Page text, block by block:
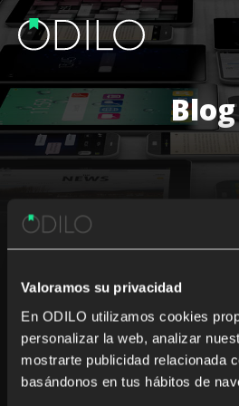
Valoramos su privacidad
En ODILO utilizamos cookies
personalizar la web, analizar
mostrarte publicidad relacionada
basándonos en tus hábitos de
Blog
Nothing
It seems we can’t find what
searching can help.